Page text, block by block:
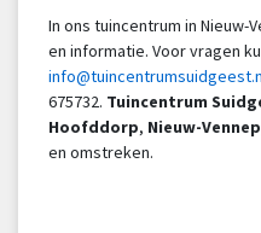
In ons tuincentrum in Nieuw-
en informatie. Voor vragen
675732. Tuincentrum
Hoofddorp, Nieuw-Vennep
en omstreken.